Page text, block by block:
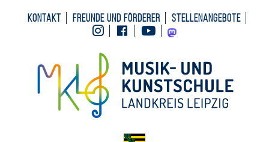
Kontakt Freunde und Förderer
Stellenangebote
InstagramFacebookYoutubeMastodon